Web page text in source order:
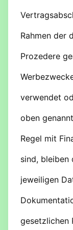
Rahmen der
Prozedere
verwendet
oben
Regel mit
sind, bleiben
jeweiligen
gesetzlichen